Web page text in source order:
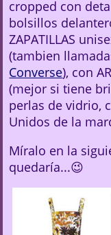
cropped con
bolsillos
ZAPATILLAS
(tambien
Converse), con
(mejor si tiene
perlas de vidrio,
Unidos de la
Míralo en la
quedaría...😉